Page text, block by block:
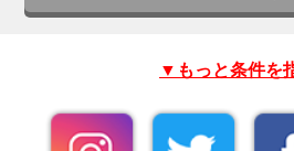
▼もっと条件を